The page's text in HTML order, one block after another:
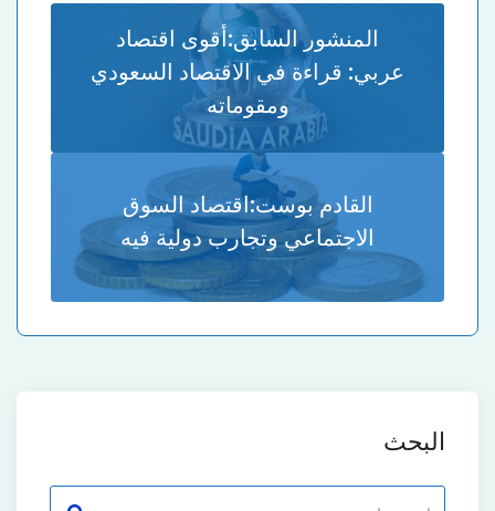
المنشور السابق:أقوى اقتصاد
عربي: قراءة في الاقتصاد السعودي
ومقوماته
القادم بوست:اقتصاد السوق
الاجتماعي وتجارب دولية فيه
البحث